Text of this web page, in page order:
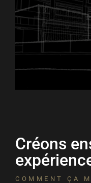
Créons
COMMENT ÇA